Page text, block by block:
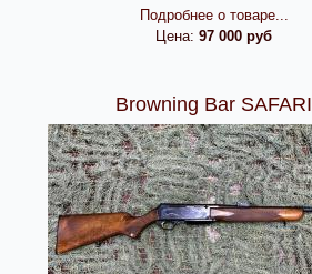
Подробнее о товаре...
Цена:97 000 руб
Browning Bar SAFARI